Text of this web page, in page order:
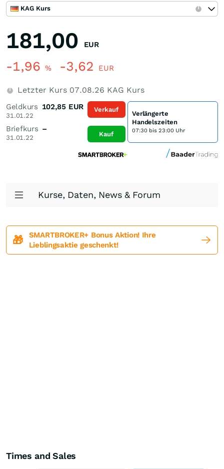
KAG Kurs
181,00 EUR
-1,96 % -3,62 EUR
Letzter Kurs 07.08.26 KAG Kurs
Geldkurs
31.01.22
102,85 EUR
Briefkurs
31.01.22
–
Verkauf
Kauf
Verlängerte
Handelszeiten
07:30 bis 23:00 Uhr
Kurse, Daten, News & Forum
🎁
SMARTBROKER+ Bonus Aktion! Ihre
Lieblingsaktie geschenkt!
Times and Sales